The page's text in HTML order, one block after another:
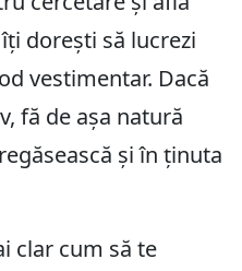
dorești să lucrezi
vestimentar. Dacă
fă de așa natură
și în ținuta
clar cum să te